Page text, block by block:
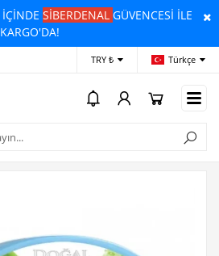
İÇİNDESİBERDENALGÜVENCESİ İLE
KARGO'DA!
Ödeme Bildirimi
TRY ₺ Türkçe